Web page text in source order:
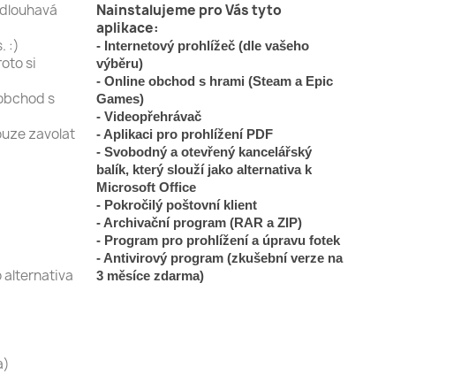
:)
si
s
zavolat
alternativa
Nainstalujeme pro Vás tyto
aplikace:
- Internetový prohlížeč (dle vašeho
výběru)
- Online obchod s hrami (Steam a Epic
Games)
- Videopřehrávač
- Aplikaci pro prohlížení PDF
- Svobodný a otevřený kancelářský
balík, který slouží jako alternativa k
Microsoft Office
- Pokročilý poštovní klient
- Archivační program (RAR a ZIP)
- Program pro prohlížení a úpravu fotek
- Antivirový program (zkušební verze na
3 měsíce zdarma)